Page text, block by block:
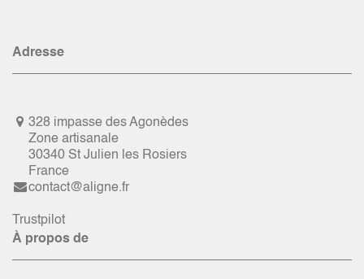
Adresse
328 impasse des Agonèdes
Zone artisanale
30340 St Julien les Rosiers
France
contact@aligne.fr
Trustpilot
À propos de